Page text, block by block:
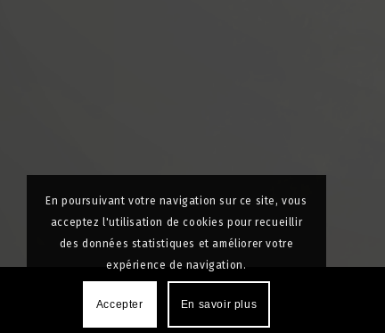
En poursuivant votre navigation sur ce site, vous
acceptez l'utilisation de cookies pour recueillir
des données statistiques et améliorer votre
expérience de navigation.
Accepter En savoir plus